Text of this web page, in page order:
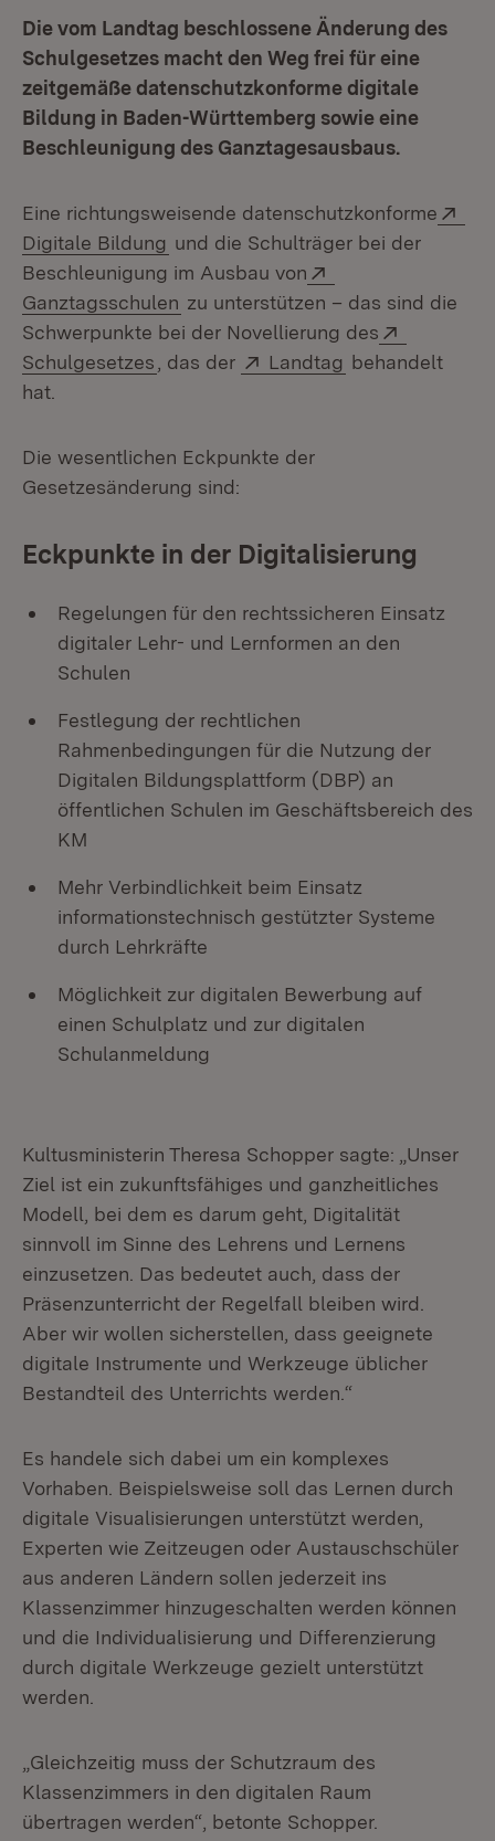
Die vom Landtag beschlossene Änderung des
Schulgesetzes macht den Weg frei für eine
zeitgemäße datenschutzkonforme digitale
Bildung in Baden-Württemberg sowie eine
Beschleunigung des Ganztagesausbaus.
Eine richtungsweisende datenschutzkonforme
Digitale Bildung (Öffnet in neuem Fenster)
und die Schulträger bei der
Beschleunigung im Ausbau von
Ganztagsschulen (Öffnet in neuem Fenster)
zu unterstützen – das sind die
Schwerpunkte bei der Novellierung des
Schulgesetzes (Öffnet in neuem Fenster)
, das der Extern:
Landtag (Öffnet in
behandelt
hat.
Die wesentlichen Eckpunkte der
Gesetzesänderung sind:
Eckpunkte in der Digitalisierung
Regelungen für den rechtssicheren Einsatz
digitaler Lehr- und Lernformen an den
Schulen
Festlegung der rechtlichen
Rahmenbedingungen für die Nutzung der
Digitalen Bildungsplattform (DBP) an
öffentlichen Schulen im Geschäftsbereich des
KM
Mehr Verbindlichkeit beim Einsatz
informationstechnisch gestützter Systeme
durch Lehrkräfte
Möglichkeit zur digitalen Bewerbung auf
einen Schulplatz und zur digitalen
Schulanmeldung
Kultusministerin Theresa Schopper sagte: „Unser
Ziel ist ein zukunftsfähiges und ganzheitliches
Modell, bei dem es darum geht, Digitalität
sinnvoll im Sinne des Lehrens und Lernens
einzusetzen. Das bedeutet auch, dass der
Präsenzunterricht der Regelfall bleiben wird.
Aber wir wollen sicherstellen, dass geeignete
digitale Instrumente und Werkzeuge üblicher
Bestandteil des Unterrichts werden.“
Es handele sich dabei um ein komplexes
Vorhaben. Beispielsweise soll das Lernen durch
digitale Visualisierungen unterstützt werden,
Experten wie Zeitzeugen oder Austauschschüler
aus anderen Ländern sollen jederzeit ins
Klassenzimmer hinzugeschalten werden können
und die Individualisierung und Differenzierung
durch digitale Werkzeuge gezielt unterstützt
werden.
„Gleichzeitig muss der Schutzraum des
Klassenzimmers in den digitalen Raum
übertragen werden“, betonte Schopper.